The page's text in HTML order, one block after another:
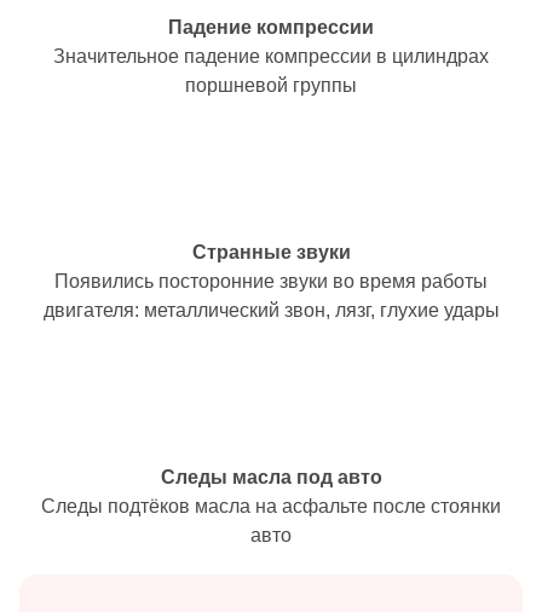
Падение компрессии
Значительное падение компрессии в цилиндрах
поршневой группы
Странные звуки
Появились посторонние звуки во время работы
двигателя: металлический звон, лязг, глухие удары
Следы масла под авто
Следы подтёков масла на асфальте после стоянки
авто